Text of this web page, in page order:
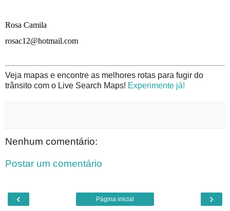
Rosa Camila
rosac12@hotmail.com
Veja mapas e encontre as melhores rotas para fugir do
trânsito com o Live Search Maps! Experimente já!
Nenhum comentário:
Postar um comentário
‹ ›
Página inicial